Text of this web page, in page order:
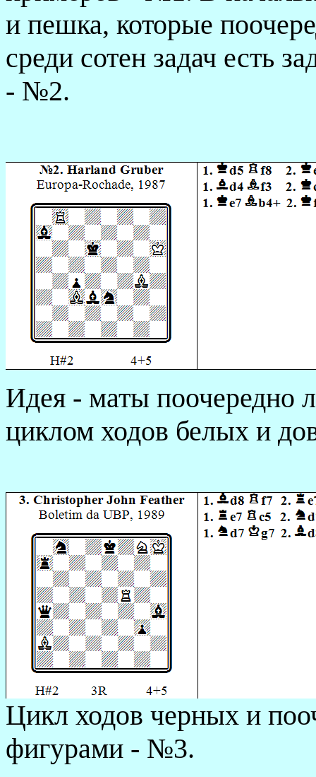
и пешка, которые
среди сотен задач есть
- №2.
Идея - маты поочередно
циклом ходов белых и
Цикл ходов черных и
фигурами - №3.